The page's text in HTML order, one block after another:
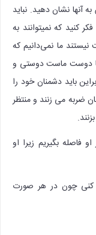
آنها نشان دهید. نباید
کنید که نمیتوانند به
نیستند ما نمی‌دانیم که
دوست ماست دوستی و
باید دشمنان خود را
ضربه می زنند و منتظر
بگیریم زیرا او
کنی چون در هر صورت